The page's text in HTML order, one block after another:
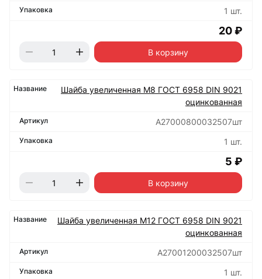
1 шт.
20 ₽
В корзину
Шайба увеличенная М8 ГОСТ 6958 DIN 9021
оцинкованная
А27000800032507шт
1 шт.
5 ₽
В корзину
Шайба увеличенная М12 ГОСТ 6958 DIN 9021
оцинкованная
А27001200032507шт
1 шт.